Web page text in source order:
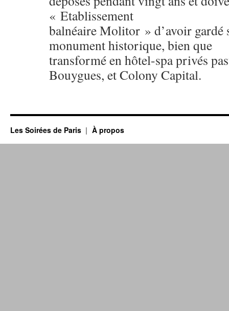
« Etablissement
balnéaire Molitor » d’avoir
monument historique, bien que
transformé en hôtel-spa privés
Bouygues, et Colony Capital.
Les Soirées de Paris À propos